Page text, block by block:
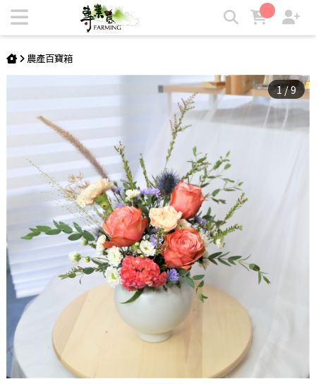
復古橘調 | DIY材料包 鮮花宅配 | 專業農
農產百寶箱
1/9